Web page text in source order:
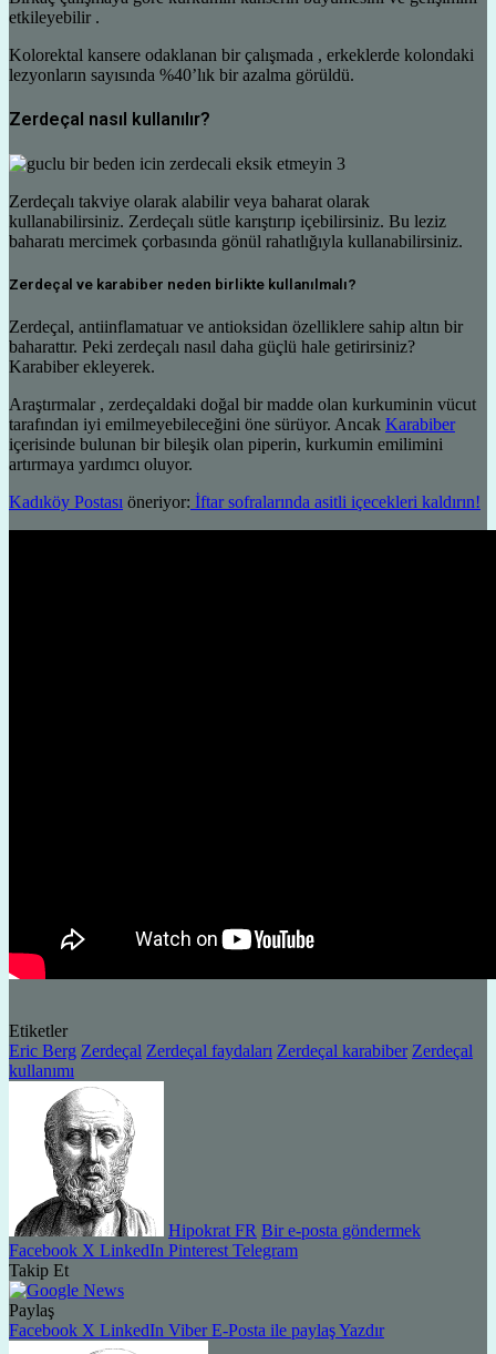
etkileyebilir .
Kolorektal kansere odaklanan bir çalışmada , erkeklerde kolondaki
lezyonların sayısında %40’lık bir azalma görüldü.
Zerdeçal nasıl kullanılır?
Zerdeçalı takviye olarak alabilir veya baharat olarak
kullanabilirsiniz. Zerdeçalı sütle karıştırıp içebilirsiniz. Bu leziz
baharatı mercimek çorbasında gönül rahatlığıyla kullanabilirsiniz.
Zerdeçal ve karabiber neden birlikte kullanılmalı?
Zerdeçal, antiinflamatuar ve antioksidan özelliklere sahip altın bir
baharattır. Peki zerdeçalı nasıl daha güçlü hale getirirsiniz?
Karabiber ekleyerek.
Araştırmalar , zerdeçaldaki doğal bir madde olan kurkuminin vücut
tarafından iyi emilmeyebileceğini öne sürüyor. Ancak Karabiber
içerisinde bulunan bir bileşik olan piperin, kurkumin emilimini
artırmaya yardımcı oluyor.
Kadıköy Postası öneriyor: İftar sofralarında asitli içecekleri kaldırın!
Etiketler
Eric Berg Zerdeçal Zerdeçal faydaları Zerdeçal karabiber Zerdeçal
kullanımı
Hipokrat FR Bir e-posta göndermek
Facebook X LinkedIn Pinterest Telegram
Takip Et
Paylaş
Facebook X LinkedIn Viber E-Posta ile paylaşYazdır